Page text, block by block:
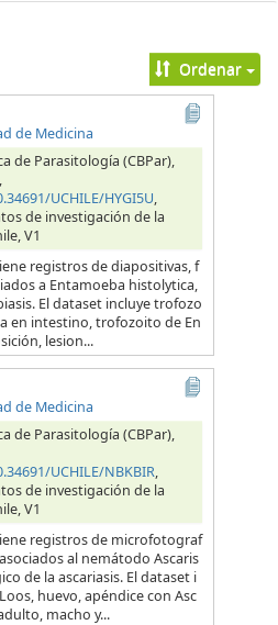
Ordenar
de Medicina
de Parasitología (CBPar),
UCHILE/HYGI5U,
de investigación de la
V1
registros de diapositivas, f
a Entamoeba histolytica,
El dataset incluye trofozo
en intestino, trofozoito de En
lesion...
de Medicina
de Parasitología (CBPar),
UCHILE/NBKBIR,
de investigación de la
V1
registros de microfotograf
al nemátodo Ascaris
de la ascariasis. El dataset i
huevo, apéndice con Asc
macho y...